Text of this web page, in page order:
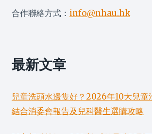
合作聯絡方式： info@nhau.hk
最新文章
兒童洗頭水邊隻好？2026年10大兒童
結合消委會報告及兒科醫生選購攻略